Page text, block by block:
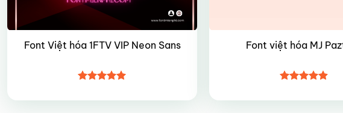
Font Việt hóa 1FTV VIP Neon Sans
hạng55
Font việt hóa MJ
hạng4.85